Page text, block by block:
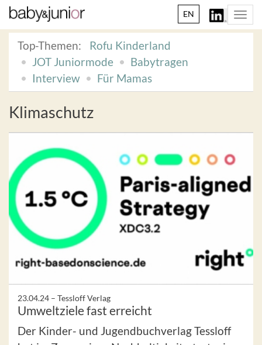
EN
Top-Themen:
Rofu Kinderland
JOT Juniormode
Babytragen
Interview
Für Mamas
Klimaschutz
23.04.24 – Tessloff Verlag
Umweltziele fast erreicht
Der Kinder- und Jugendbuchverlag Tessloff